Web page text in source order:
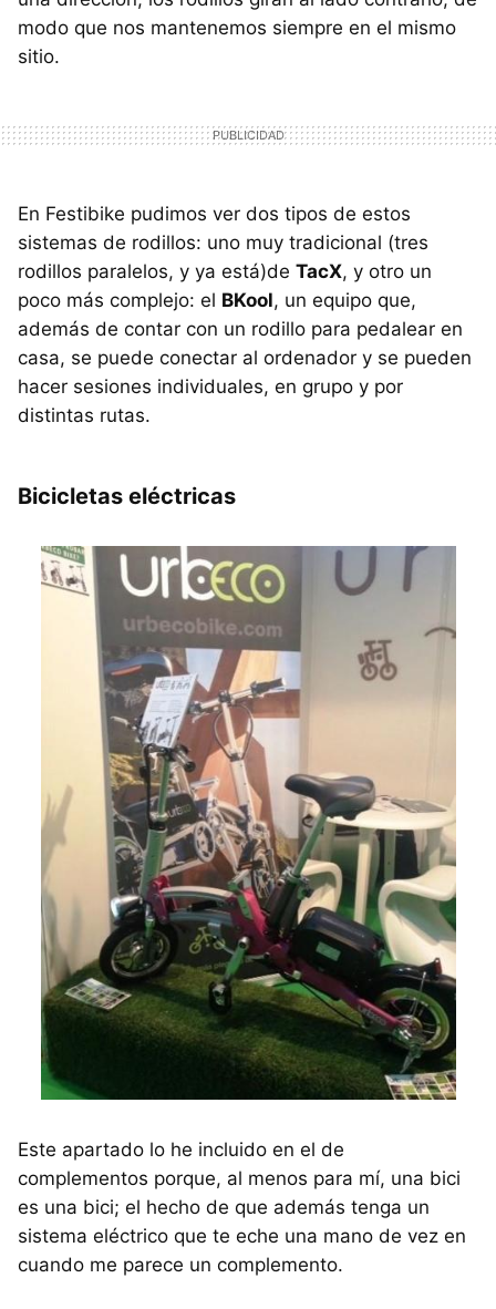
modo que nos mantenemos siempre en el mismo
sitio.
En Festibike pudimos ver dos tipos de estos
sistemas de rodillos: uno muy tradicional (tres
rodillos paralelos, y ya está)de TacX, y otro un
poco más complejo: el BKool, un equipo que,
además de contar con un rodillo para pedalear en
casa, se puede conectar al ordenador y se pueden
hacer sesiones individuales, en grupo y por
distintas rutas.
Bicicletas eléctricas
Este apartado lo he incluido en el de
complementos porque, al menos para mí, una bici
es una bici; el hecho de que además tenga un
sistema eléctrico que te eche una mano de vez en
cuando me parece un complemento.